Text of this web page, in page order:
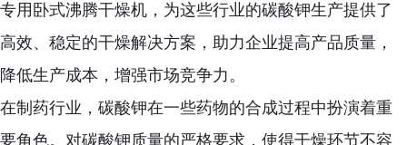
专用卧式沸腾干燥机，为这些行业的碳酸钾生产提供了
高效、稳定的干燥解决方案，助力企业提高产品质量，
降低生产成本，增强市场竞争力。
在制药行业，碳酸钾在一些药物的合成过程中扮演着重
要角色。对碳酸钾质量的严格要求，使得干燥环节不容